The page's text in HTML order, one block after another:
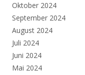
Oktober 2024
September 2024
August 2024
Juli 2024
Juni 2024
Mai 2024